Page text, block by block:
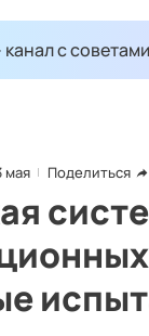
канал с
мая Поделиться